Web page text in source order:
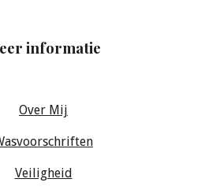
informatie
Over Mij
Veiligheid